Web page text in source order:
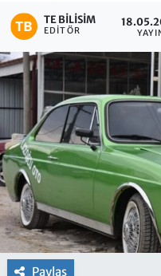
TE BILISIM
EDITÖR
Paylaş
Haber Arşivi